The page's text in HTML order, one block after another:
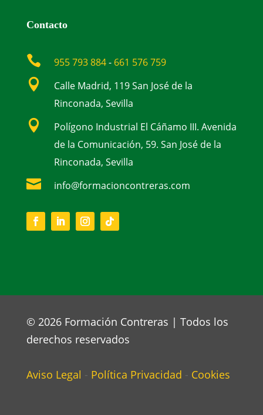
Contacto
 955 793 884- 661 576 759

Calle Madrid, 119 San José de la
Rinconada, Sevilla

Polígono Industrial El Cáñamo III. Avenida
de la Comunicación, 59. San José de la
Rinconada, Sevilla
 info@formacioncontreras.com
© 2026 Formación Contreras | Todos los
derechos reservados
Aviso Legal - Política Privacidad - Cookies